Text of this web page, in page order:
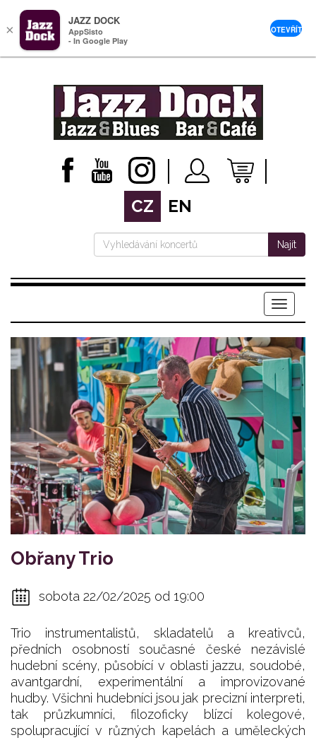
CZ EN
Najít
Menu
Obřany Trio
sobota 22/02/2025 od 19:00
Trio instrumentalistů, skladatelů a kreativců,
předních osobností současné české nezávislé
hudební scény, působící v oblasti jazzu, soudobé,
avantgardní, experimentální a improvizované
hudby. Všichni hudebníci jsou jak precizní interpreti,
tak průzkumníci, filozoficky blízcí kolegové,
spolupracující v různých kapelách a uměleckých
×
JAZZ DOCK
AppSisto
- In Google Play
OTEVŘÍT